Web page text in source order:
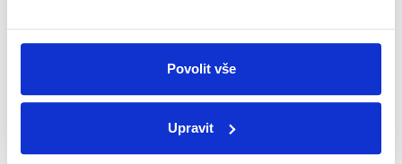
Povolit vše
Upravit
práci.